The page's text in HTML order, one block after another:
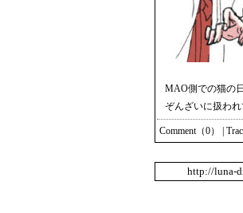
MAO側での猫の
ぞんざいに扱わ
Comment（0）
http://luna-